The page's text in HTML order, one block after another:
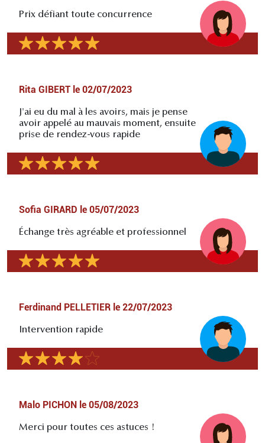
Prix défiant toute concurrence
Rita GIBERT le 02/07/2023
J'ai eu du mal à les avoirs, mais je pense
avoir appelé au mauvais moment, ensuite
prise de rendez-vous rapide
Sofia GIRARD le 05/07/2023
Échange très agréable et professionnel
Ferdinand PELLETIER le 22/07/2023
Intervention rapide
Malo PICHON le 05/08/2023
Merci pour toutes ces astuces !